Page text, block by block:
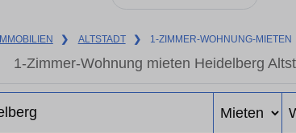
IMMOBILIEN ❯ ALTSTADT ❯ 1-ZIMMER-WOHNUNG-MIETEN
1-Zimmer-Wohnung mieten Heidelberg